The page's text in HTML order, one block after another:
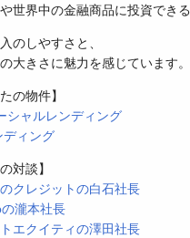
や世界中の金融商品に投資できる
のしやすさと、
大きさに魅力を感じています。
の物件】
シャルレンディング
ディング
対談】
クレジットの白石社長
瀧本社長
エクイティの澤田社長